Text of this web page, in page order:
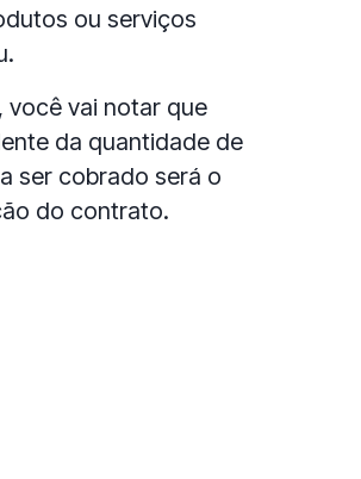
ou serviços
você vai notar que
da quantidade de
ser cobrado será o
do contrato.